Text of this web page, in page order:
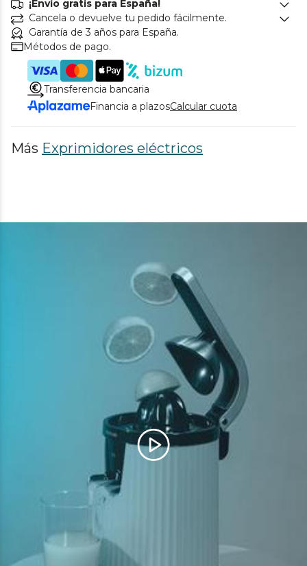
¡Envío gratis para España!
Cancela o devuelve tu pedido fácilmente.
Garantía de 3 años para España.
Métodos de pago.
Transferencia bancaria
Financia a plazosCalcular cuota
Más Exprimidores eléctricos